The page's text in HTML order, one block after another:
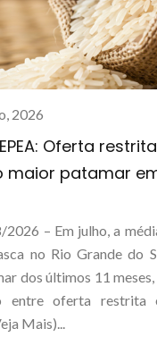
2026
Oferta
maior patamar em
2026 – Em julho, a
no Rio Grande do
dos últimos 11
entre oferta restrita
Mais)...